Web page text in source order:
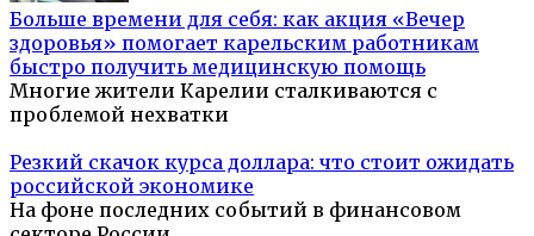
Больше времени для себя: как акция «Вечер
здоровья» помогает карельским работникам
быстро получить медицинскую помощь
Многие жители Карелии сталкиваются с
проблемой нехватки
Резкий скачок курса доллара: что стоит ожидать
российской экономике
На фоне последних событий в финансовом